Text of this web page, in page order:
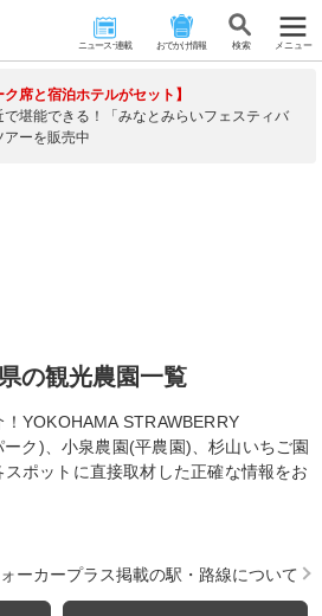
ニュース･連載 おでかけ情報 検 索 メニュー
ク席と宿泊ホテルがセット】
で堪能できる！「みなとみらいフェスティバ
アーを販売中
の観光農園一覧
YOKOHAMA STRAWBERRY
ク)、小泉農園(平農園)、杉山いちご園
ポットに直接取材した正確な情報をお
ーカープラス掲載の駅・路線について